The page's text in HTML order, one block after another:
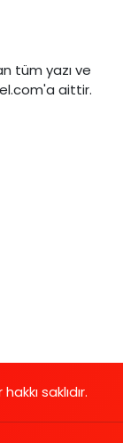
tüm yazı ve
aittir.
saklıdır.